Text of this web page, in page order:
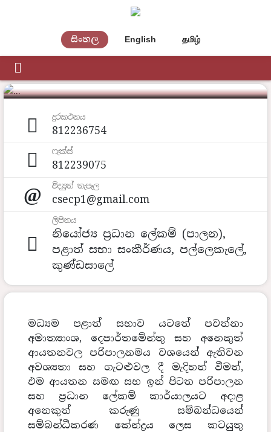
සිංහල English தமிழ்
පාලන අංශය
දුරකථනය
812236754
ෆැක්ස්
812239075
විද්‍යුත් තැපෑල
csecp1@gmail.com
ලිපිනය
නියෝජ්‍ය ප්‍රධාන‍ ලේකම් (පාලන),
පළාත් සභා සංකීර්ණය, පල්ලෙකැලේ,
කුණ්ඩසාලේ
මධ්‍යම පළාත් සභාව යටතේ පවත්නා
අමාත්‍යාංශ, දෙපාර්තමේන්තු සහ අනෙකුත්
ආයතනවල පරිපාලනමය වශයෙන් ඇතිවන
අවශ්‍යතා සහ ගැටළුවල දී මැදිහත් වීමත්,
එම ආයතන සමඟ සහ ඉන් පිටත පරිපාලන
සහ ප්‍රධාන ලේකම් කාර්යාලයට අදාළ
අනෙකුත් කරුණු සම්බන්ධයෙන්
සම්බන්ධීකරණ කේන්ද්‍රය ලෙස කටයුතු